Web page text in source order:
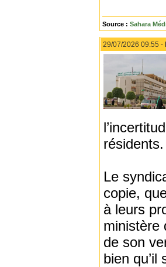
Source : Sahara
29/07/2026 09:55 -
résidents.
Le
copie,
à leurs
ministère
de son
bien qu’il